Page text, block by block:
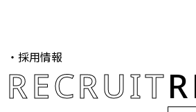
・採用情報
RECRUIT